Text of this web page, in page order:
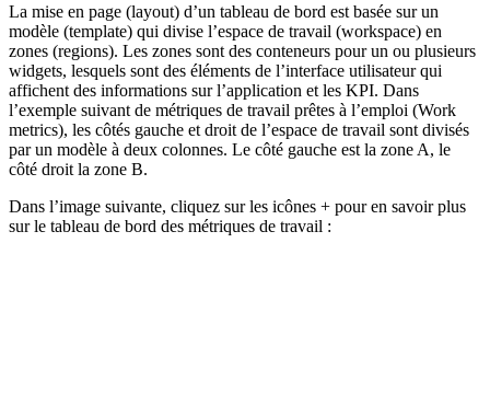
La mise en page (layout) d’un tableau de bord est basée sur un
modèle (template) qui divise l’espace de travail (workspace) en
zones (regions). Les zones sont des conteneurs pour un ou plusieurs
widgets, lesquels sont des éléments de l’interface utilisateur qui
affichent des informations sur l’application et les KPI. Dans
l’exemple suivant de métriques de travail prêtes à l’emploi (Work
metrics), les côtés gauche et droit de l’espace de travail sont divisés
par un modèle à deux colonnes. Le côté gauche est la zone A, le
côté droit la zone B.
Dans l’image suivante, cliquez sur les icônes + pour en savoir plus
sur le tableau de bord des métriques de travail :